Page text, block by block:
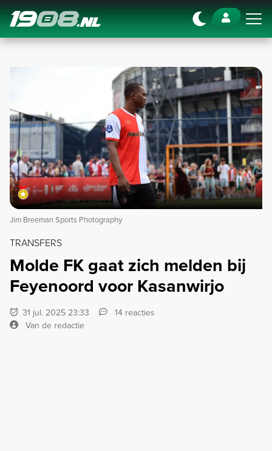
Navigation
Jim Breeman Sports Photography
TRANSFERS
Molde FK gaat zich melden bij
Feyenoord voor Kasanwirjo
31 jul. 2025 23:33
14 reacties
Van de redactie